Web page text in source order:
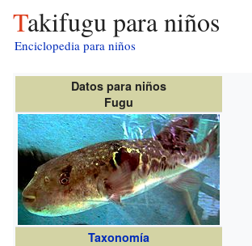
Takifugu para niños
Enciclopedia para niños
Datos para niños
Fugu
Taxonomía